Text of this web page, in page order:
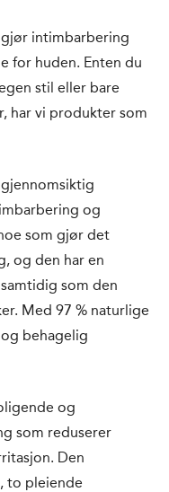
intimbarbering
for huden. Enten du
stil eller bare
har vi produkter som
og
som gjør det
og den har en
som den
Med 97 % naturlige
behagelig
og
som reduserer
Den
to pleiende